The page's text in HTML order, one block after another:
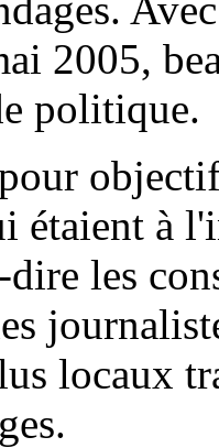
2005,
politique.
étaient à
les
locaux